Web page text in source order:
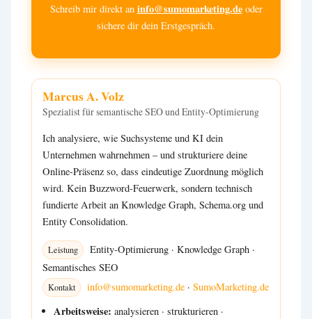
Schreib mir direkt an info@sumomarketing.deoder
sichere dir dein Erstgespräch.
Marcus A. Volz
Spezialist für semantische SEO und Entity-Optimierung
Ich analysiere, wie Suchsysteme und KI dein
Unternehmen wahrnehmen – und strukturiere deine
Online-Präsenz so, dass eindeutige Zuordnung möglich
wird. Kein Buzzword-Feuerwerk, sondern technisch
fundierte Arbeit an Knowledge Graph, Schema.org und
Entity Consolidation.
Leistung Entity-Optimierung ·Knowledge Graph ·
Semantisches SEO
Kontakt info@sumomarketing.de ·SumoMarketing.de
Arbeitsweise: analysieren · strukturieren ·